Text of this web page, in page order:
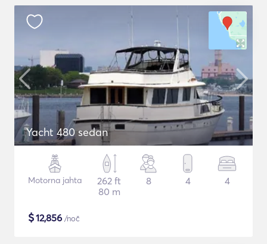
Yacht 480 sedan
Motorna jahta
262 ft
80 m
8 4 4
$12,856 /noč